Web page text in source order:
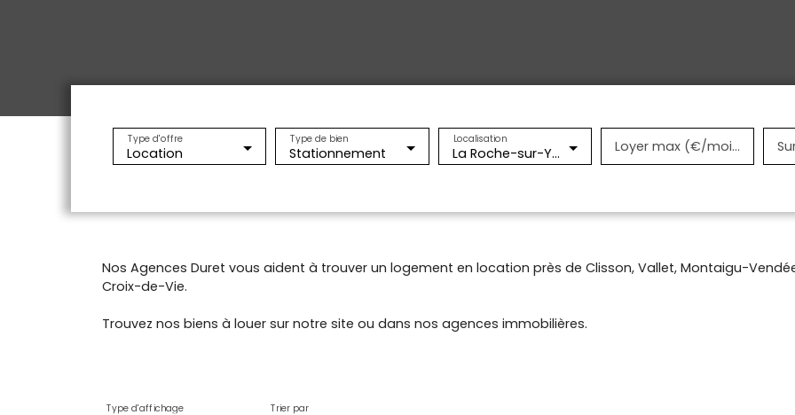
Location
Type d'offre
Stationnement
Type de bien
La Roche-sur-Yon (85000)
Localisation Loyer max (€/mois)
Nos Agences Duret vous aident à trouver un logement en location près de Clisson, Vallet, Montaigu-
Croix-de-Vie.
Trouvez nos biens à louer sur notre site ou dans nos agences immobilières.
Type d'affichage Trier par